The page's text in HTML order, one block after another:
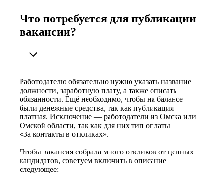
Что потребуется для публикации
вакансии?
Работодателю обязательно нужно указать название
должности, заработную плату, а также описать
обязанности. Ещё необходимо, чтобы на балансе
были денежные средства, так как публикация
платная. Исключение — работодатели из Омска или
Омской области, так как для них тип оплаты
«За контакты в откликах».
Чтобы вакансия собрала много откликов от ценных
кандидатов, советуем включить в описание
следующее: